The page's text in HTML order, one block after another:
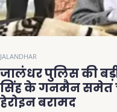
JALANDHAR
जालंधर पुलिस की
सिंह के गनमैन समेत
हेरोइन बरामद